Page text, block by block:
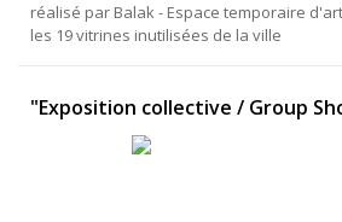
réalisé par Balak - Espace temporaire
les 19 vitrines inutilisées de la ville
"Exposition collective / Group